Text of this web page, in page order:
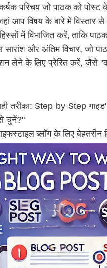
परिचय जो पाठक को पोस्ट
आप विषय के बारे में विस्तार से
में विभाजित करें, ताकि
और अंतिम विचार, जो
लेने के लिए प्रेरित करें, जैसे
तरीका: Step-by-Step
चुनें?"
ब्लॉग के लिए बेहतरीन